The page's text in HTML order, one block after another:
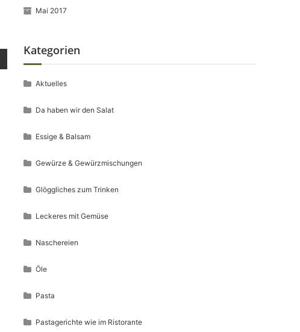
Mai 2017
Kategorien
Aktuelles
Da haben wir den Salat
Essige & Balsam
Gewürze & Gewürzmischungen
Glöggliches zum Trinken
Leckeres mit Gemüse
Naschereien
Öle
Pasta
Pastagerichte wie im Ristorante